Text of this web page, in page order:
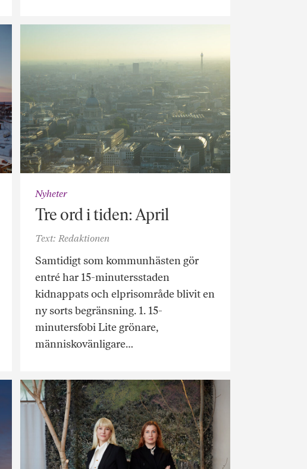
Nyheter
Tre ord i tiden: April
Text: Redaktionen
Samtidigt som kommunhästen gör
entré har 15-minutersstaden
kidnappats och elprisområde blivit en
ny sorts begränsning. 1. 15-
minutersfobi Lite grönare,
människovänligare…